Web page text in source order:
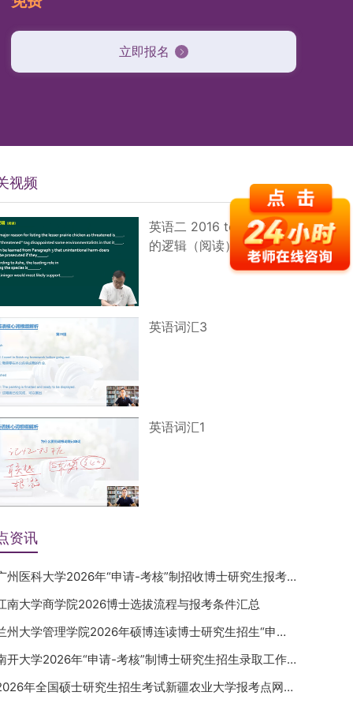
立即报名
视频
英语二 2016 text 2 真题
的逻辑（阅读）
英语词汇3
英语词汇1
资讯
州医科大学2026年“申请-考核”制招收博士研究生报考公告
南大学商学院2026博士选拔流程与报考条件汇总
州大学管理学院2026年硕博连读博士研究生招生“申请-考核”实施方案
开大学2026年“申请-考核”制博士研究生招生录取工作实施细则
年全国硕士研究生招生考试新疆农业大学报考点网上确认公告